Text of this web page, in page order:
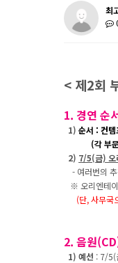
최
< 제2회
1. 경연 순
1) 순서 : 컨
​(각 부
2) 7/5(금) 오
- 여러번의
※ 오리엔테
(단, 사무국
2. 음원
1) 예선 : 7/5(